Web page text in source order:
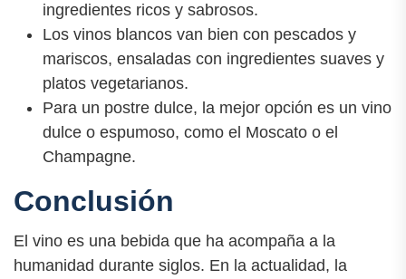
ingredientes ricos y sabrosos.
Los vinos blancos van bien con pescados y
mariscos, ensaladas con ingredientes suaves y
platos vegetarianos.
Para un postre dulce, la mejor opción es un vino
dulce o espumoso, como el Moscato o el
Champagne.
Conclusión
El vino es una bebida que ha acompaña a la
humanidad durante siglos. En la actualidad, la